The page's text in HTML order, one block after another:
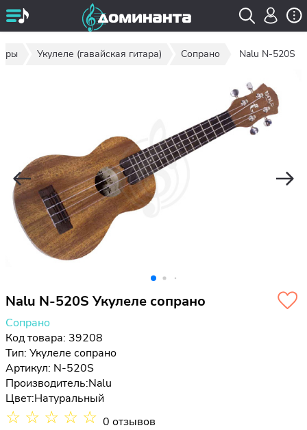
Укулеле (гавайская гитара) Сопрано Nalu N-520S
Nalu N-520S Укулеле сопрано
Сопрано
Код товара: 39208
Тип: Укулеле сопрано
Артикул: N-520S
Производитель:Nalu
Цвет:Натуральный
☆ ☆ ☆ ☆ ☆ 0 отзывов